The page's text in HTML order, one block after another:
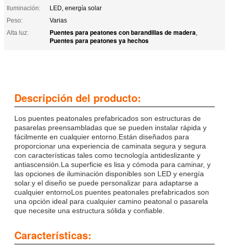
Iluminación:
LED, energía solar
Peso:
Varias
Alta luz:
Puentes para peatones con barandillas de madera,
Puentes para peatones ya hechos
Descripción del producto:
Los puentes peatonales prefabricados son estructuras de
pasarelas preensambladas que se pueden instalar rápida y
fácilmente en cualquier entorno.Están diseñados para
proporcionar una experiencia de caminata segura y segura
con características tales como tecnología antideslizante y
antiascensión.La superficie es lisa y cómoda para caminar, y
las opciones de iluminación disponibles son LED y energía
solar.y el diseño se puede personalizar para adaptarse a
cualquier entornoLos puentes peatonales prefabricados son
una opción ideal para cualquier camino peatonal o pasarela
que necesite una estructura sólida y confiable.
Características: